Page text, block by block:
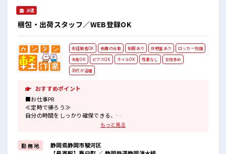
派遣
梱包・出荷スタッフ／WEB登録OK
未経験者OK 長期の仕事 制服あり 休憩室あり
ロッカー完備
染髪OK
ピアスOK ネイルOK 残業なし
女性多め
30代が活躍
おすすめポイント
■お仕事PR
≪定時で帰ろう≫
自分の時間をしっかり確保できる、
もちろん男性の応募も歓迎です！
≪髪型自由≫
もっと見る
勤 務 地
静岡県静岡市駿河区